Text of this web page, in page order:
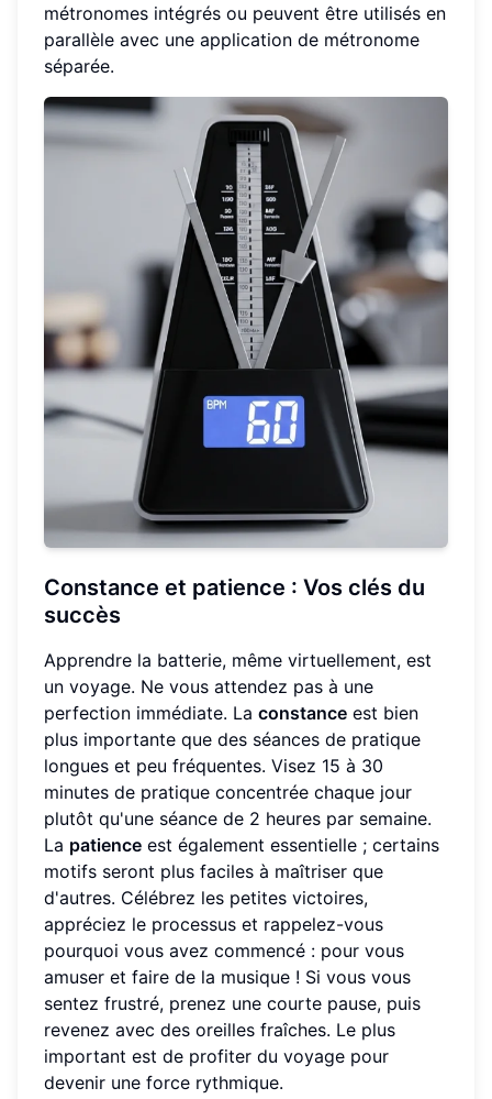
métronomes intégrés ou peuvent être utilisés en
parallèle avec une application de métronome
séparée.
Constance et patience : Vos clés du
succès
Apprendre la batterie, même virtuellement, est
un voyage. Ne vous attendez pas à une
perfection immédiate. La constance est bien
plus importante que des séances de pratique
longues et peu fréquentes. Visez 15 à 30
minutes de pratique concentrée chaque jour
plutôt qu'une séance de 2 heures par semaine.
La patience est également essentielle ; certains
motifs seront plus faciles à maîtriser que
d'autres. Célébrez les petites victoires,
appréciez le processus et rappelez-vous
pourquoi vous avez commencé : pour vous
amuser et faire de la musique ! Si vous vous
sentez frustré, prenez une courte pause, puis
revenez avec des oreilles fraîches. Le plus
important est de profiter du voyage pour
devenir une force rythmique.